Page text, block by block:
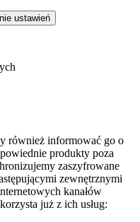
ustawień
również informować go o
produkty poza
zaszyfrowane
zewnętrznymi
kanałów
już z ich usług: